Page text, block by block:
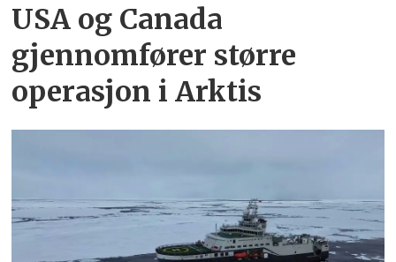
USA og Canada
gjennomfører større
operasjon i Arktis